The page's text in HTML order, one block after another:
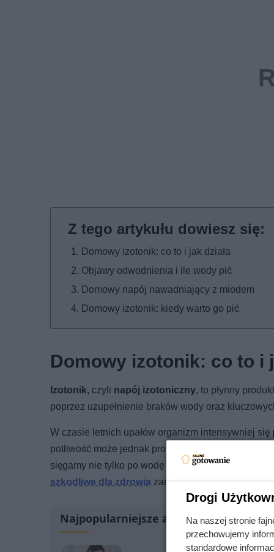
Domowy izotonik: co to i jak działa
Objawy odwodnienia i ile wody pić
Domowy napój nawadniający z miodem
Domowy izotonik: kiedy warto go pić
Domowy izotonik: co to i
Izotonik, czyli napój izotoniczny, to płynny
poprzez uzupełnienie braków wody oraz
W czasie letnich upałów organizm intensywniej się
potliwość może jednak prowadzić do
sięgamy nie tylko po wodę (najlepsze źródło
szkodliwe dla zdrowia zarówno dorosłych, jak i
Najpopularniejsze artykuły
Drogi
Na naszej stronie
przechowujemy
standardowe